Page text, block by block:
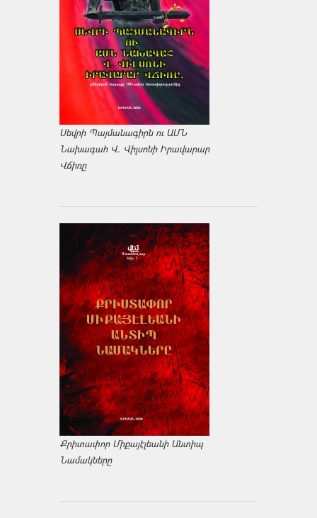
Սեվրի Պայմանագիրն ու ԱՄՆ
Նախագահ Վ. Վիլսոնի Իրավարար
Վճիռը
Քրիտափոր Միքայէլեանի Անտիպ
Նամակները